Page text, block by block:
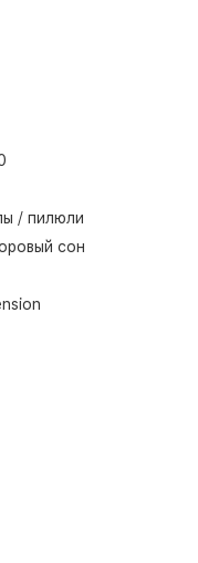
/ пилюли
сон